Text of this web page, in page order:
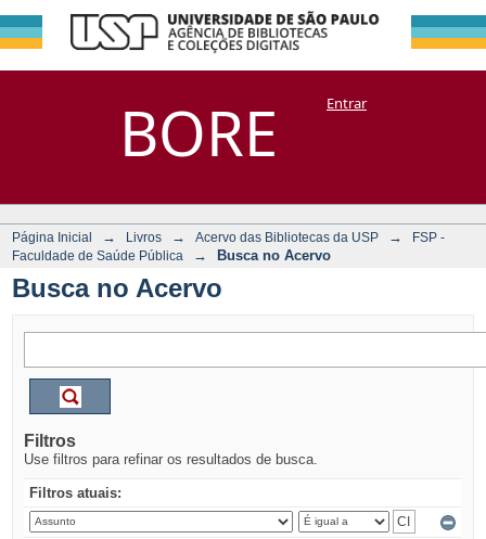
BORE
Busca no Acervo
DSpace/Manakin + CoriscoEntrar
Página Inicial → Livros → Acervo das Bibliotecas da USP →
FSP -
Faculdade de Saúde Pública
→ Busca no Acervo
Busca no Acervo
Filtros
Use filtros para refinar os resultados de busca.
Filtros atuais: